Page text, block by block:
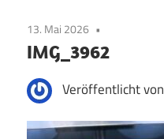
13. Mai 2026
IMG_3962
Veröffentlicht von